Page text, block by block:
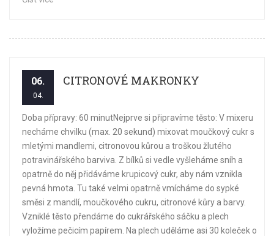
06.
04.
CITRONOVÉ MAKRONKY
Doba přípravy: 60 minutNejprve si připravíme těsto: V mixeru
necháme chvilku (max. 20 sekund) mixovat moučkový cukr s
mletými mandlemi, citronovou kůrou a troškou žlutého
potravinářského barviva. Z bílků si vedle vyšleháme sníh a
opatrně do něj přidáváme krupicový cukr, aby nám vznikla
pevná hmota. Tu také velmi opatrně vmícháme do sypké
směsi z mandlí, moučkového cukru, citronové kůry a barvy.
Vzniklé těsto přendáme do cukrářského sáčku a plech
vyložíme pečicím papírem. Na plech uděláme asi 30 koleček o